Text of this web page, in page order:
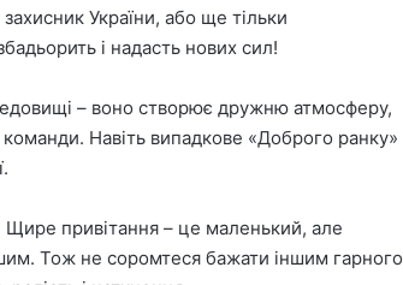
України, або ще тільки
і надасть нових сил!
– воно створює дружню атмосферу,
Навіть випадкове «Доброго ранку»
привітання – це маленький, але
Тож не соромтеся бажати іншим гарного